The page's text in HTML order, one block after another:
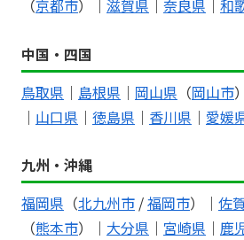
（京都市）｜ 滋賀県 ｜ 奈良県 ｜ 和
中国・四国
鳥取県 ｜ 島根県 ｜ 岡山県 （岡山市
｜ 山口県 ｜ 徳島県 ｜ 香川県 ｜ 愛媛
九州・沖縄
福岡県 （北九州市 /福岡市）｜ 佐
（熊本市）｜ 大分県 ｜ 宮崎県 ｜ 鹿